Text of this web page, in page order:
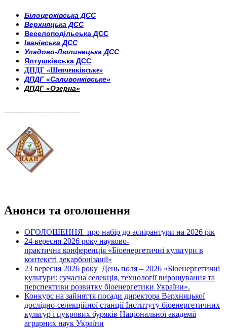
Білоцерківська ДСС
Верхняцька ДСС
Веселоподільська ДСС
Іванівська ДСС
Уладово-Люлинецька ДСС
Ялтушківська ДСС
ДПДГ «Шевченківське»
ДПДГ «Саливонківське»
ДПДГ «Озерна»
Анонси та оголошення
ОГОЛОШЕННЯ про набір до аспірантури на 2026 рік
24 вересня 2026 року науково-
практична конференція «Біоенергетичні культури в
контексті декарбонізації»
23 вересня 2026 року День поля – 2026 «Біоенергетичні
культури: сучасна селекція, технології вирощування та
перспективи розвитку біоенергетики України».
Конкурс на зайняття посади директора Верхняцької
дослідно-селекційної станції Інституту біоенергетичних
культур і цукрових буряків Національної академії
аграрних наук України